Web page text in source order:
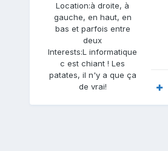
Location:à droite, à
gauche, en haut, en
bas et parfois entre
deux
Interests:L informatique
c est chiant ! Les
patates, il n'y a que ça
de vrai!